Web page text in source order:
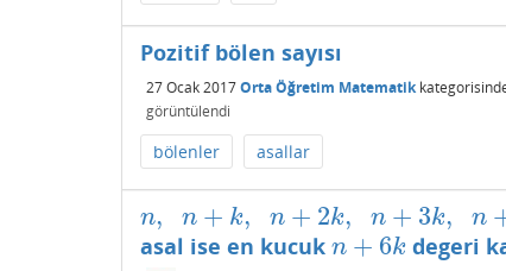
Pozitif bölen sayısı
27 Ocak 2017Orta Öğretim Matematik
görüntülendi
bölenler asallar
n, n + k, n + 2k, n + 3k, n
n,n +k, n+ 2k, +3 k,n +4k +5 k,n+6k
asal ise en kucuk n + 6k
n+6k degeri